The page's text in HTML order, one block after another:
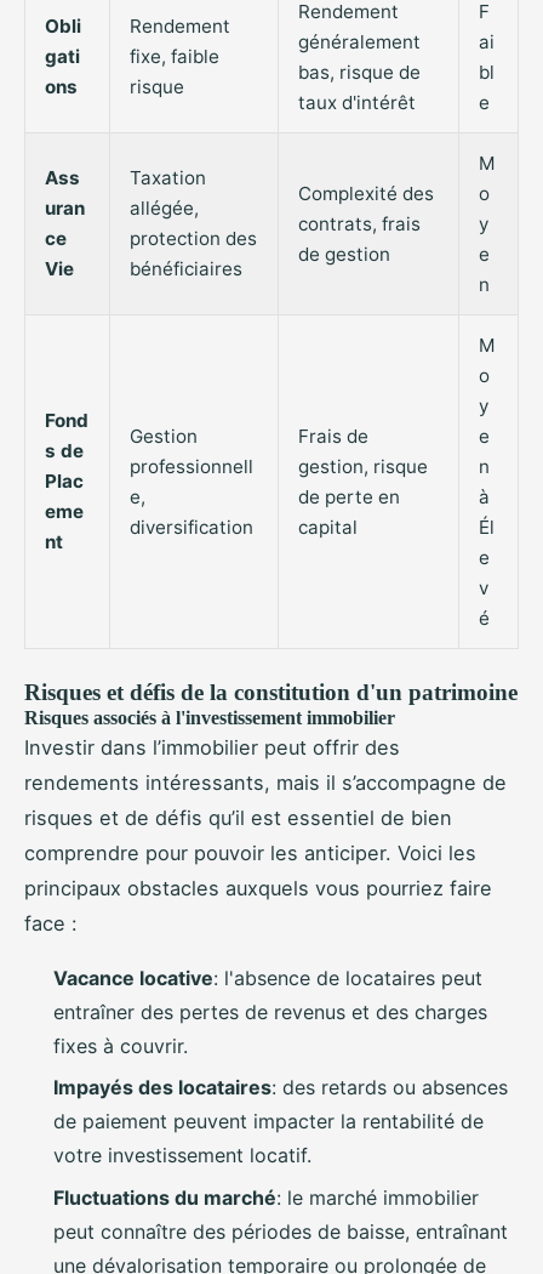
Obli
gati
ons
Rendement
fixe, faible
risque
Rendement
généralement
bas, risque de
taux d'intérêt
F
ai
bl
e
Ass
uran
ce
Vie
Taxation
allégée,
protection des
bénéficiaires
Complexité des
contrats, frais
de gestion
M
o
y
e
n
Fond
s de
Plac
eme
nt
Gestion
professionnell
e,
diversification
Frais de
gestion, risque
de perte en
capital
M
o
y
e
n
à
Él
e
v
é
Risques et défis de la constitution d'un patrimoine
Risques associés à l'investissement immobilier
Investir dans l’immobilier peut offrir des
rendements intéressants, mais il s’accompagne de
risques et de défis qu’il est essentiel de bien
comprendre pour pouvoir les anticiper. Voici les
principaux obstacles auxquels vous pourriez faire
face :
Vacance locative: l'absence de locataires peut
entraîner des pertes de revenus et des charges
fixes à couvrir.
Impayés des locataires: des retards ou absences
de paiement peuvent impacter la rentabilité de
votre investissement locatif.
Fluctuations du marché: le marché immobilier
peut connaître des périodes de baisse, entraînant
une dévalorisation temporaire ou prolongée de